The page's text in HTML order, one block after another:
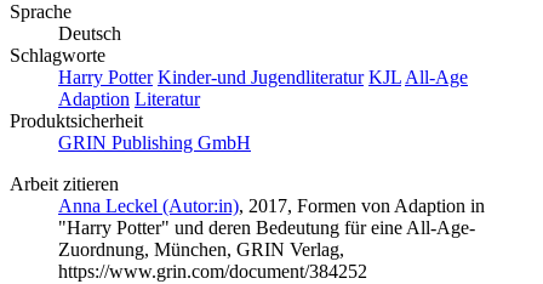
Sprache
Deutsch
Schlagworte
Harry Potter Kinder-und Jugendliteratur KJL All-Age
Adaption Literatur
Produktsicherheit
GRIN Publishing GmbH
Arbeit zitieren
Anna Leckel (Autor:in), 2017, Formen von Adaption in
"Harry Potter" und deren Bedeutung für eine All-Age-
Zuordnung, München, GRIN Verlag,
https://www.grin.com/document/384252